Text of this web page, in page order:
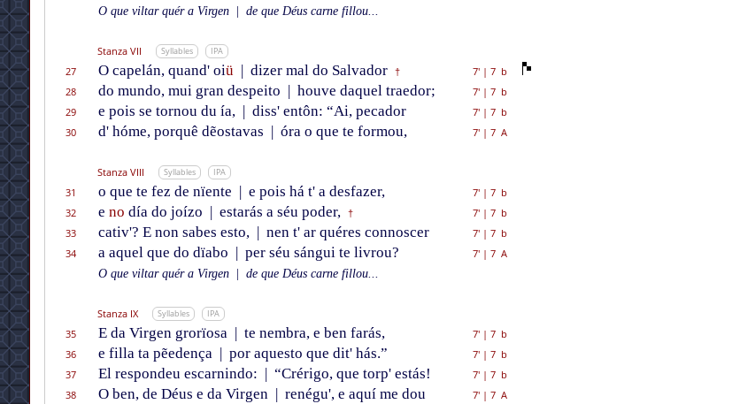
O que viltar quér a Virgen
de que Déus carne fillou...
Stanza VII Syllables IPA
27 O capelán, quand' oiü | dizer mal do Salvador † 7'| 7 b
28
do mundo, mui gran despeito | houve daquel traedor; 7'| 7 b
29
e pois se tornou du ía, | diss' entôn: “Ai, pecador 7'| 7 b
30
d' hóme, porquê dẽostavas | óra o que te formou, 7'| 7 A
Stanza VIII Syllables IPA
31 o que te fez de nïente | e pois há t' a desfazer, 7'| 7 b
32
e no día do joízo | estarás a séu poder, † 7'| 7 b
33
cativ'? E non sabes esto, | nen t' ar quéres connoscer 7'| 7 b
34
a aquel que do dïabo | per séu sángui te livrou? 7'| 7 A
O que viltar quér a Virgen
de que Déus carne fillou...
Stanza IX Syllables IPA
35 E da Virgen grorïosa | te nembra, e ben farás, 7'| 7 b
36
e filla ta pẽedença | por aquesto que dit' hás.” 7'| 7 b
37
El respondeu escarnindo: | “Crérigo, que torp' estás! 7'| 7 b
38
O ben, de Déus e da Virgen | renégu', e aquí me dou 7'| 7 A